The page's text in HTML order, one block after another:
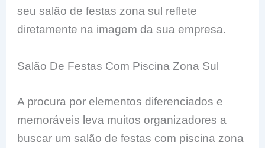
seu salão de festas zona sul reflete
diretamente na imagem da sua empresa.
Salão De Festas Com Piscina Zona Sul
A procura por elementos diferenciados e
memoráveis leva muitos organizadores a
buscar um salão de festas com piscina zona